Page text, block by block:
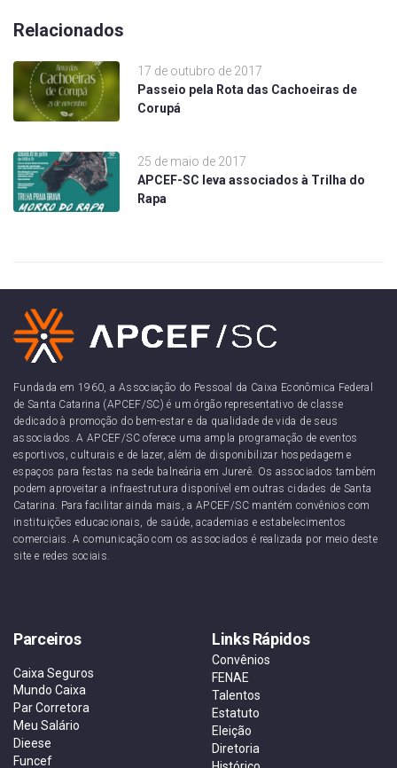
Relacionados
17 de outubro de 2017
Passeio pela Rota das Cachoeiras de
Corupá
25 de maio de 2017
APCEF-SC leva associados à Trilha do
Rapa
Fundada em 1960, a Associação do Pessoal da Caixa Econômica Federal
de Santa Catarina (APCEF/SC) é um órgão representativo de classe
dedicado à promoção do bem-estar e da qualidade de vida de seus
associados. A APCEF/SC oferece uma ampla programação de eventos
esportivos, culturais e de lazer, além de disponibilizar hospedagem e
espaços para festas na sede balneária em Jurerê. Os associados também
podem aproveitar a infraestrutura disponível em outras cidades de Santa
Catarina. Para facilitar ainda mais, a APCEF/SC mantém convênios com
instituições educacionais, de saúde, academias e estabelecimentos
comerciais. A comunicação com os associados é realizada por meio deste
site e redes sociais.
Parceiros
Caixa Seguros
Mundo Caixa
Par Corretora
Meu Salário
Dieese
Funcef
Links Rápidos
Convênios
FENAE
Talentos
Estatuto
Eleição
Diretoria